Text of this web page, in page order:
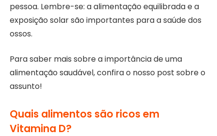
pessoa. Lembre-se: a alimentação equilibrada e a
exposição solar são importantes para a saúde dos
ossos.
Para saber mais sobre a importância de uma
alimentação saudável, confira o nosso post sobre o
assunto!
Quais alimentos são ricos em
Vitamina D?